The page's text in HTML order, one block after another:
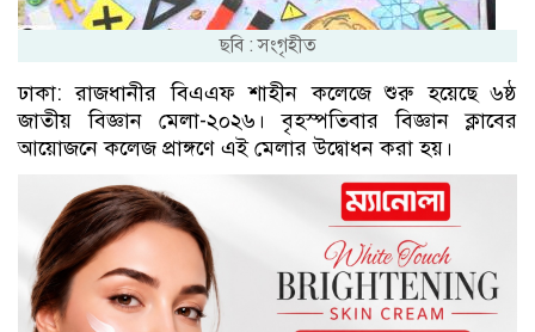
ছবি : সংগৃহীত
ঢাকা: রাজধানীর বিএএফ শাহীন কলেজে শুরু হয়েছে ৬ষ্ঠ
জাতীয় বিজ্ঞান মেলা-২০২৬। বৃহস্পতিবার বিজ্ঞান ক্লাবের
আয়োজনে কলেজ প্রাঙ্গণে এই মেলার উদ্বোধন করা হয়।